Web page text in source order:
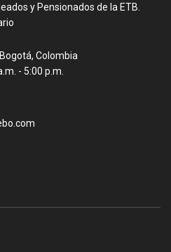
y Pensionados de la ETB.
Colombia
- 5:00 p.m.